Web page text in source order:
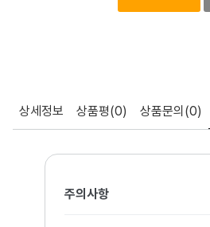
상세정보 상품평(0) 상품문의 (0)
주의사항